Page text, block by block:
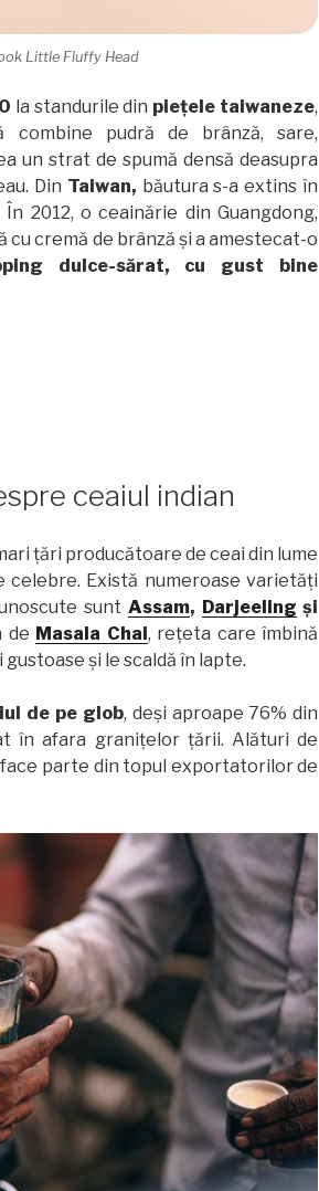
Little Fluffy Head
la standurile din piețele taiwaneze,
combine pudră de brânză, sare,
un strat de spumă densă deasupra
Din Taiwan, băutura s-a extins în
În 2012, o ceainărie din Guangdong,
cu cremă de brânză și a amestecat-o
dulce-sărat, cu gust bine
ceaiul indian
țări producătoare de ceai din lume
Există numeroase varietăți
sunt Assam, Darjeeling și
de Masala Chai, rețeta care îmbină
și le scaldă în lapte.
de pe glob, deși aproape 76% din
în afara granițelor țării. Alături de
face parte din topul exportatorilor de